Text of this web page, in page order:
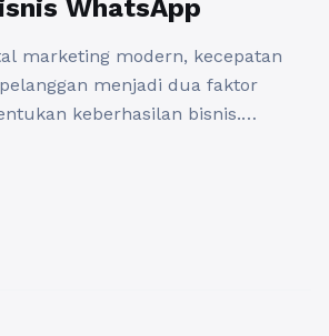
WhatsApp
marketing modern, kecepatan
menjadi dua faktor
keberhasilan bisnis.
juga pelayanan cepat dan